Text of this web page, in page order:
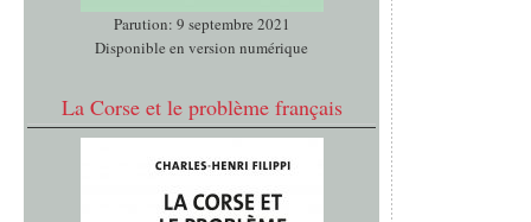
Parution: 9 septembre 2021
Disponible en version numérique
La Corse et le problème français